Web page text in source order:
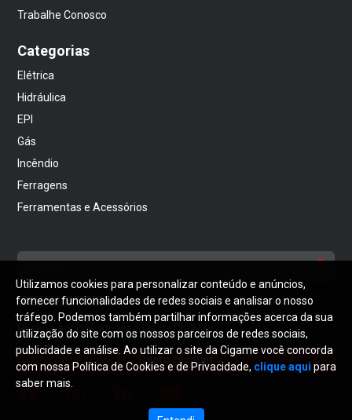
Trabalhe Conosco
Categorias
Elétrica
Hidráulica
EPI
Gás
Incêndio
Ferragens
Ferramentas e Acessórios
NEWSLETTER
Receba notícias atualizadas da CIGAME
Quero receber
Utilizamos cookies para personalizar conteúdo e anúncios,
fornecer funcionalidades de redes sociais e analisar o nosso
tráfego. Podemos também partilhar informações acerca da sua
utilização do site com os nossos parceiros de redes sociais,
publicidade e análise. Ao utilizar o site da Cigame você concorda
com nossa Política de Cookies e de Privacidade, clique aqui para
saber mais.